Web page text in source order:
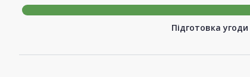
Підготовка угоди